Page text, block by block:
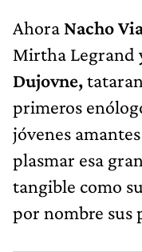
Ahora Nacho
Mirtha Legrand
Dujovne,
primeros
jóvenes
plasmar esa
tangible como
por nombre sus